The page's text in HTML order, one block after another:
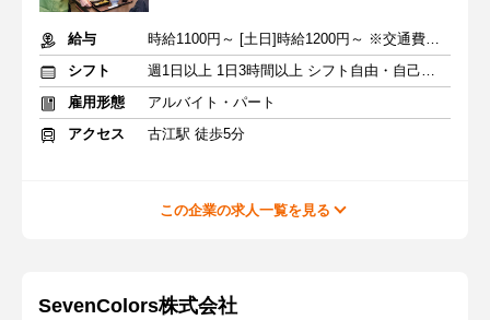
給与
時給1100円～ [土日]時給1200円～ ※交通費全額支給
シフト
週1日以上 1日3時間以上 シフト自由・自己申告
雇用形態
アルバイト・パート
アクセス
古江駅 徒歩5分
この企業の求人一覧を見る
SevenColors株式会社